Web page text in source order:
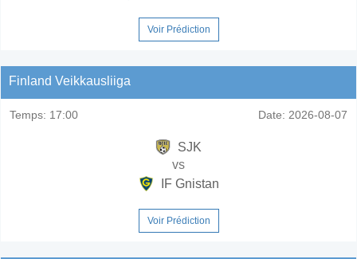
Voir Prédiction
Finland Veikkausliiga
Temps: 17:00 Date: 2026-08-07
SJK
vs
IF Gnistan
Voir Prédiction